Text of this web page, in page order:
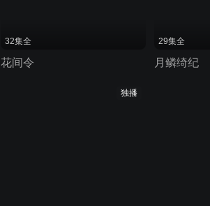
32集全
花间令
29集全
月鳞绮纪
独播